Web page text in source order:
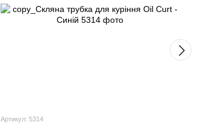
Артикул: 5314